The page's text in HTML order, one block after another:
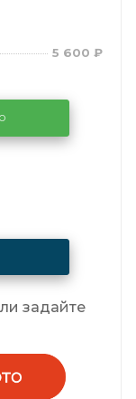
5 600 ₽
задайте